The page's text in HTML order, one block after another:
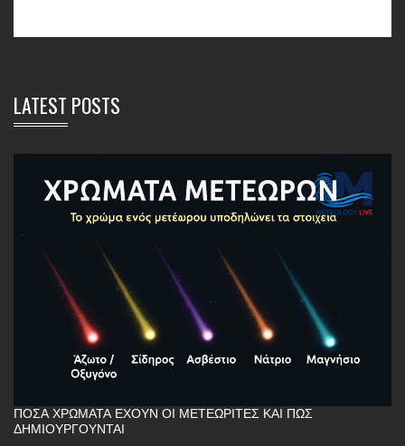
LATEST POSTS
ΠΌΣΑ ΧΡΏΜΑΤΑ ΈΧΟΥΝ ΟΙ ΜΕΤΕΩΡΊΤΕΣ ΚΑΙ ΠΏΣ
ΔΗΜΙΟΥΡΓΟΎΝΤΑΙ